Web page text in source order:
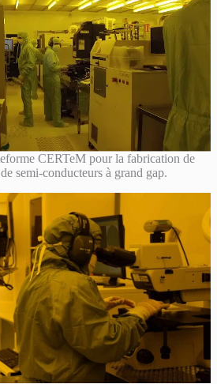
CERTeM pour la fabrication de
semi-conducteurs à grand gap.